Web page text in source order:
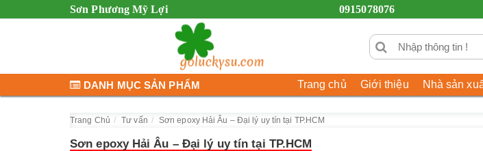
Sơn Phương Mỹ Lợi 0915078076
Trang chủ Giới thiệu Nhà sản
DANH MỤC SẢN PHẨM
Trang Chủ Tư vấn Sơn epoxy Hải Âu – Đại lý uy tín tại TP.HCM
Sơn epoxy Hải Âu – Đại lý uy tín tại TP.HCM